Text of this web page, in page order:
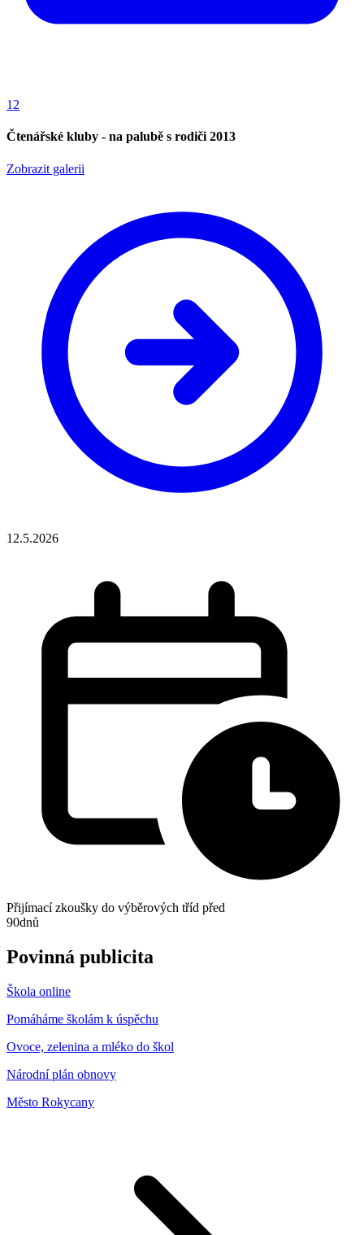
12
Čtenářské kluby - na palubě s rodiči 2013
Zobrazit galerii
12.5.2026
Přijímací zkoušky do výběrových tříd před
90dnů
Povinná publicita
Škola online
Pomáháme školám k úspěchu
Ovoce, zelenina a mléko do škol
Národní plán obnovy
Město Rokycany